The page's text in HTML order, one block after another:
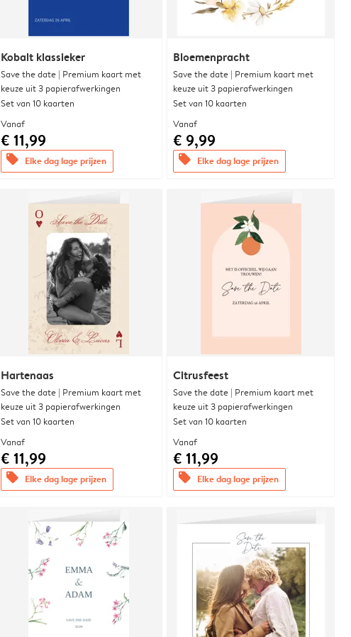
Kobalt klassieker
Save the date | Premium kaart met
keuze uit 3 papierafwerkingen
Set van 10 kaarten
Vanaf
€ 11,99
offers Elke dag lage prijzen
Bloemenpracht
Save the date | Premium kaart met
keuze uit 3 papierafwerkingen
Set van 10 kaarten
Vanaf
€ 9,99
offers Elke dag lage prijzen
Hartenaas
Save the date | Premium kaart met
keuze uit 3 papierafwerkingen
Set van 10 kaarten
Vanaf
€ 11,99
offers Elke dag lage prijzen
Citrusfeest
Save the date | Premium kaart met
keuze uit 3 papierafwerkingen
Set van 10 kaarten
Vanaf
€ 11,99
offers Elke dag lage prijzen